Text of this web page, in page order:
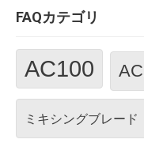
FAQカテゴリ
AC100
ミキシングブレード